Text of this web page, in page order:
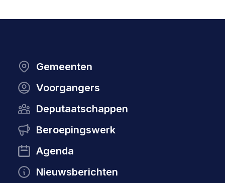
Gemeenten
Voorgangers
Deputaatschappen
Beroepingswerk
Agenda
Nieuwsberichten